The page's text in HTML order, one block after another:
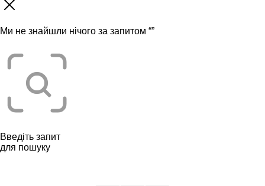
Ми не знайшли нічого за запитом “”
Введіть запит
для пошуку